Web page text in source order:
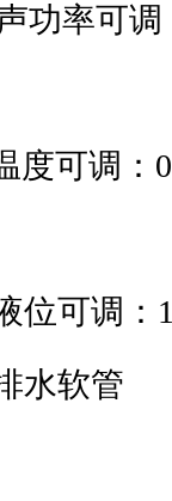
功率可调
度可调：
位可调：
水软管